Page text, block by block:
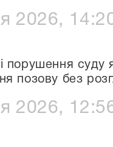
2026,
порушення суду
позову без
2026,